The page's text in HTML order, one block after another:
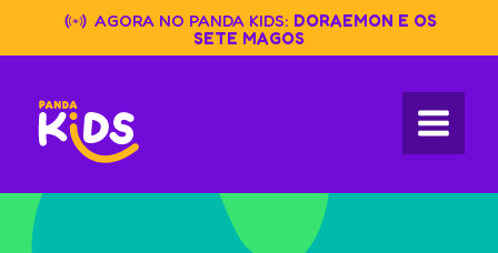
content
AGORA NO PANDA KIDS: DORAEMON E OS
SETE MAGOS